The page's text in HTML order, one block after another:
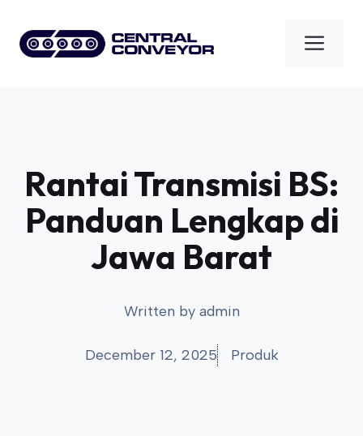
content
Rantai Transmisi BS:
Panduan Lengkap di
Jawa Barat
Written by admin
December 12, 2025 Produk